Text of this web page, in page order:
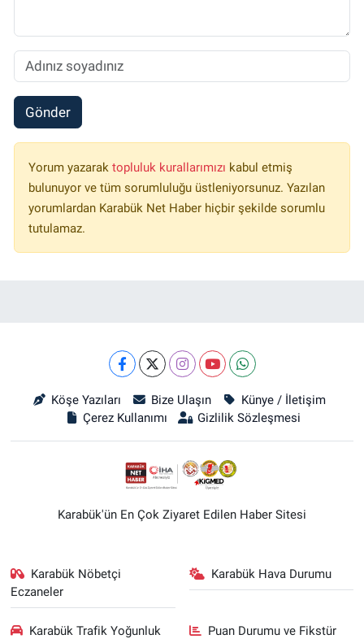
Gönder
Yorum yazarak topluluk kurallarımızı kabul etmiş
bulunuyor ve tüm sorumluluğu üstleniyorsunuz. Yazılan
yorumlardan Karabük Net Haber hiçbir şekilde sorumlu
tutulamaz.
Köşe Yazıları Bize Ulaşın
Künye / İletişim
Çerez Kullanımı
Gizlilik Sözleşmesi
Karabük'ün En Çok Ziyaret Edilen Haber Sitesi
Karabük Nöbetçi
Eczaneler
Karabük Hava Durumu
Karabük Trafik Yoğunluk
Puan Durumu ve Fikstür